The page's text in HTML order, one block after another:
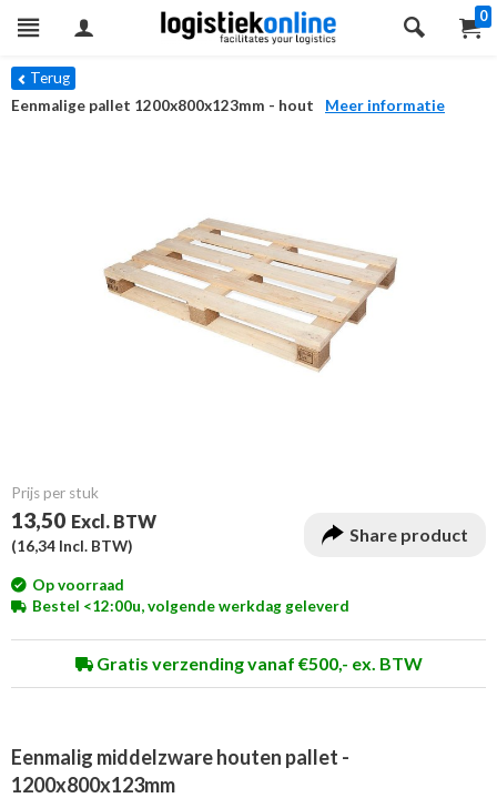
0
Terug
Eenmalige pallet 1200x800x123mm - hout
Meer informatie
Prijs per stuk
13,50 Excl. BTW
(16,34 Incl. BTW)
Share product
Op voorraad
Bestel <12:00u, volgende werkdag geleverd
Gratis verzending vanaf €500,- ex. BTW
Eenmalig middelzware houten pallet -
1200x800x123mm